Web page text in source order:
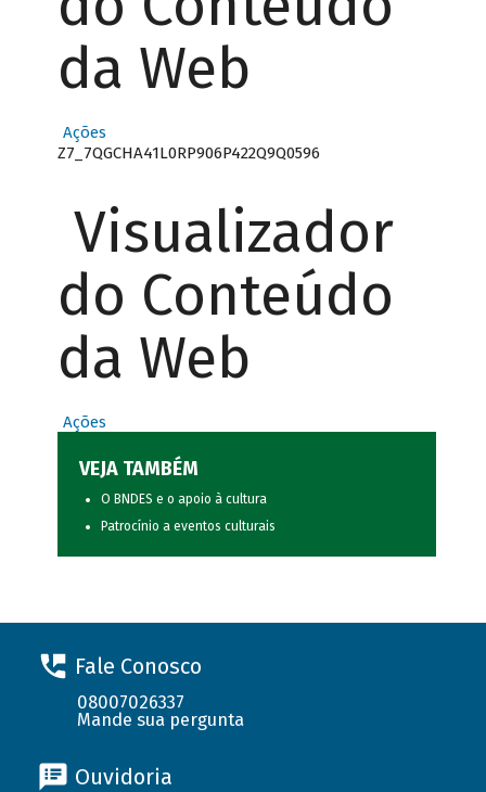
da Web
Ações
Z7_7QGCHA41L0RP906P422Q9Q0596
Visualizador
do Conteúdo
da Web
Ações
VEJA TAMBÉM
O BNDES e o apoio à cultura
Patrocínio a eventos culturais
Fale Conosco
08007026337
Mande sua pergunta
Ouvidoria